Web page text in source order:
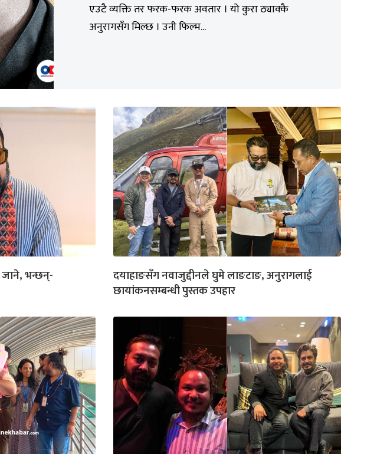
एउटै व्यक्ति तर फरक-फरक अवतार । यो कुरा ठ्याक्कै
अनुरागसँग मिल्छ । उनी फिल्म...
भन्छन्-
दयाहाङसँग नवाजुद्दीनले घुमे लाङटाङ, अनुरागलाई
छायांकनसम्बन्धी पुस्तक उपहार